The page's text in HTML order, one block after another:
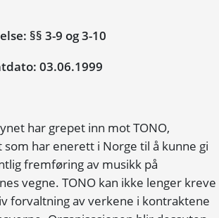
§§ 3-9 og 3-10
03.06.1999
har grepet inn mot TONO,
som har enerett i Norge til å kunne gi
fremføring av musikk på
vegne. TONO kan ikke lenger kreve
forvaltning av verkene i kontraktene